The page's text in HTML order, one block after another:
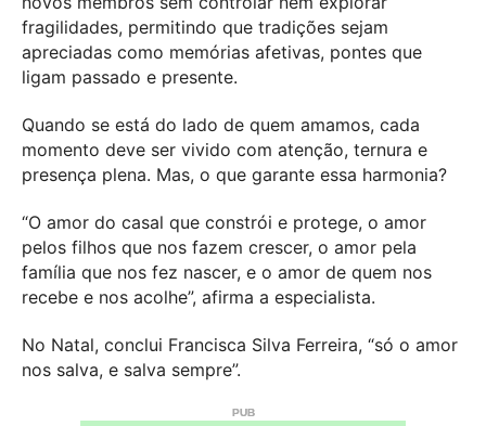
fragilidades, permitindo que tradições sejam
apreciadas como memórias afetivas, pontes que
ligam passado e presente.
Quando se está do lado de quem amamos, cada
momento deve ser vivido com atenção, ternura e
presença plena. Mas, o que garante essa harmonia?
“O amor do casal que constrói e protege, o amor
pelos filhos que nos fazem crescer, o amor pela
família que nos fez nascer, e o amor de quem nos
recebe e nos acolhe”, afirma a especialista.
No Natal, conclui Francisca Silva Ferreira, “só o amor
nos salva, e salva sempre”.